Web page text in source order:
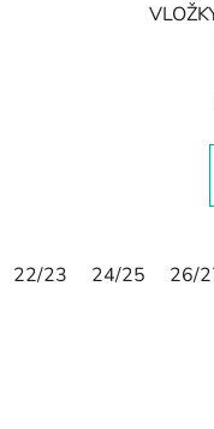
22/23 24/25 26/